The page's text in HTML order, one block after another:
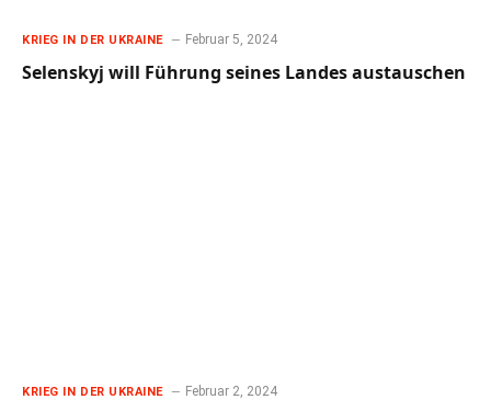
KRIEG IN DER UKRAINE Februar 5, 2024
Selenskyj will Führung seines Landes austauschen
KRIEG IN DER UKRAINE Februar 2, 2024